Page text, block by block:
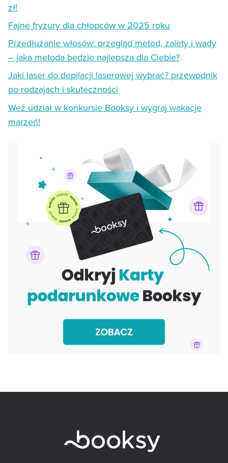
zł!
Fajne fryzury dla chłopców w 2025 roku
Przedłużanie włosów: przegląd metod, zalety i wady
– jaka metoda będzie najlepsza dla Ciebie?
Jaki laser do depilacji laserowej wybrać? przewodnik
po rodzajach i skuteczności
Weź udział w konkursie Booksy i wygraj wakacje
marzeń!